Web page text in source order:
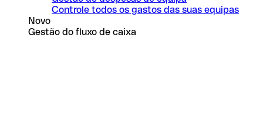
Controle todos os gastos das suas equipas
Novo
Gestão do fluxo de caixa